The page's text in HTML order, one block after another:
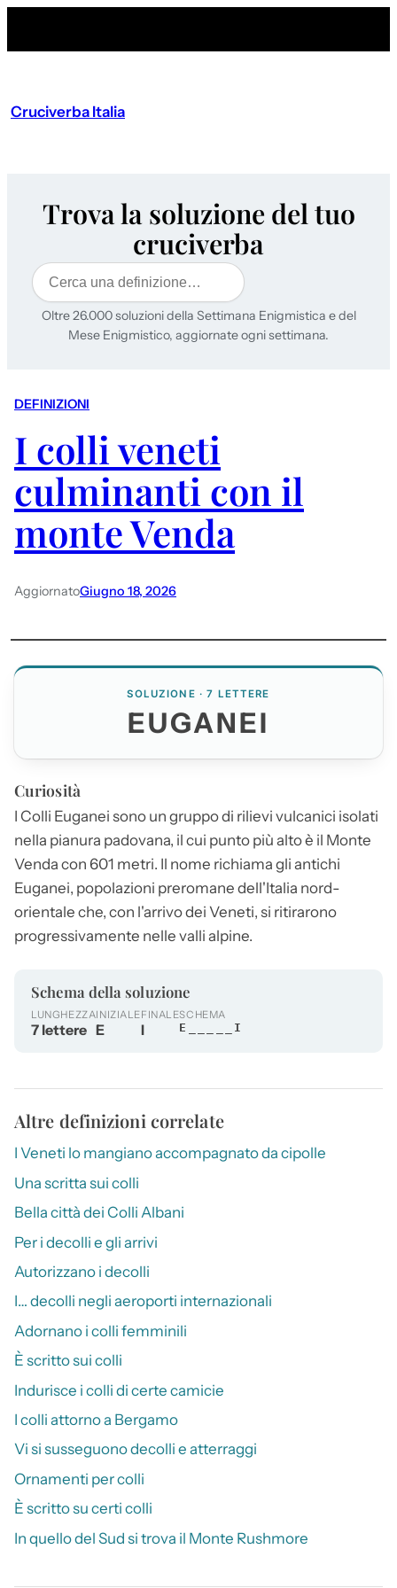
Cruciverba Italia
Trova la soluzione del tuo
cruciverba
Cerca
Oltre 26.000 soluzioni della Settimana Enigmistica e del
Mese Enigmistico, aggiornate ogni settimana.
DEFINIZIONI
I colli veneti
culminanti con il
monte Venda
AggiornatoGiugno 18, 2026
SOLUZIONE · 7 LETTERE
EUGANEI
Curiosità
I Colli Euganei sono un gruppo di rilievi vulcanici isolati
nella pianura padovana, il cui punto più alto è il Monte
Venda con 601 metri. Il nome richiama gli antichi
Euganei, popolazioni preromane dell'Italia nord-
orientale che, con l'arrivo dei Veneti, si ritirarono
progressivamente nelle valli alpine.
Schema della soluzione
LUNGHEZZA
7 lettere
INIZIALE
E
FINALE
I
SCHEMA
E_____I
Altre definizioni correlate
I Veneti lo mangiano accompagnato da cipolle
Una scritta sui colli
Bella città dei Colli Albani
Per i decolli e gli arrivi
Autorizzano i decolli
I… decolli negli aeroporti internazionali
Adornano i colli femminili
È scritto sui colli
Indurisce i colli di certe camicie
I colli attorno a Bergamo
Vi si susseguono decolli e atterraggi
Ornamenti per colli
È scritto su certi colli
In quello del Sud si trova il Monte Rushmore